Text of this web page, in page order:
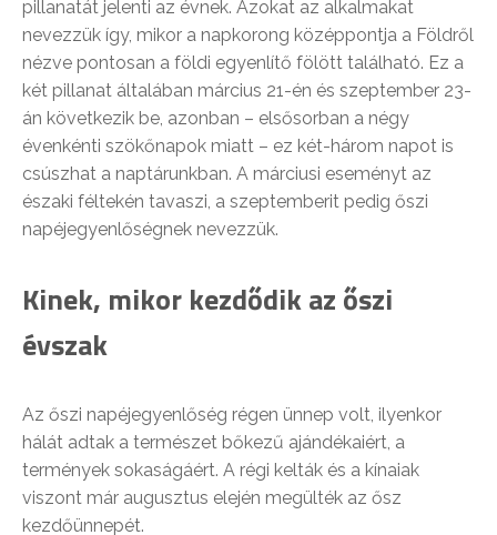
pillanatát jelenti az évnek. Azokat az alkalmakat
nevezzük így, mikor a napkorong középpontja a Földről
nézve pontosan a földi egyenlítő fölött található. Ez a
két pillanat általában március 21-én és szeptember 23-
án következik be, azonban – elsősorban a négy
évenkénti szökőnapok miatt – ez két-három napot is
csúszhat a naptárunkban. A márciusi eseményt az
északi féltekén tavaszi, a szeptemberit pedig őszi
napéjegyenlőségnek nevezzük.
Kinek, mikor kezdődik az őszi
évszak
Az őszi napéjegyenlőség régen ünnep volt, ilyenkor
hálát adtak a természet bőkezű ajándékaiért, a
termények sokaságáért. A régi kelták és a kínaiak
viszont már augusztus elején megülték az ősz
kezdőünnepét.